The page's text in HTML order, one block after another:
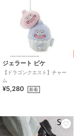
ジェラート ピケ
【ドラゴンクエスト】チャー
ム
¥5,280 新着